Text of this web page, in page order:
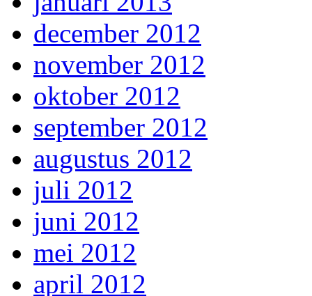
december 2012
november 2012
oktober 2012
september 2012
augustus 2012
juli 2012
juni 2012
mei 2012
april 2012